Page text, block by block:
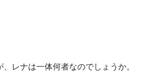
レナは一体何者なのでしょうか。